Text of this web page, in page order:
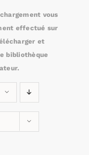
vous
effectué sur
et
bibliothèque